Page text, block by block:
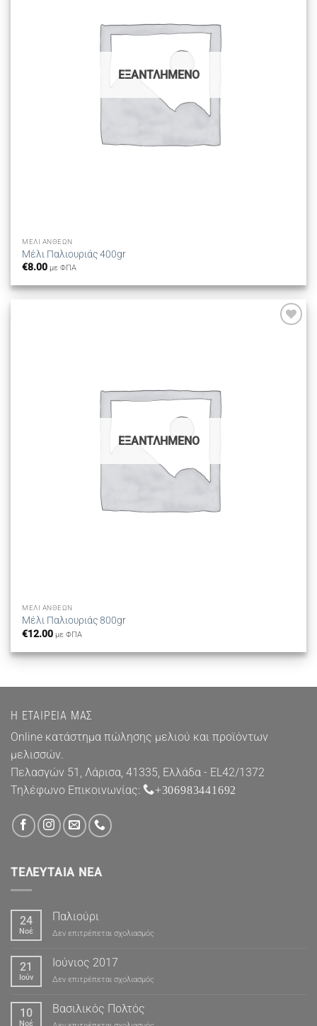
ΕΞΑΝΤΛΗΜΈΝΟ
ΜΈΛΙ ΑΝΘΈΩΝ
Μέλι Παλιουριάς 400gr
€8.00 με ΦΠΑ
ΕΞΑΝΤΛΗΜΈΝΟ
ΜΈΛΙ ΑΝΘΈΩΝ
Μέλι Παλιουριάς 800gr
€12.00 με ΦΠΑ
Η ΕΤΑΙΡΕΊΑ ΜΑΣ
Online κατάστημα πώλησης μελιού και προϊόντων
μελισσών.
Πελασγών 51, Λάρισα, 41335, Ελλάδα - EL42/1372
Τηλέφωνο Επικοινωνίας:
+306983441692
ΤΕΛΕΥΤΑΊΑ ΝΈΑ
24
Νοέ
Παλιούρι
Δεν επιτρέπεται σχολιασμός
21
Ιούν
Ιούνιος 2017
Δεν επιτρέπεται σχολιασμός
10
Νοέ
Βασιλικός Πολτός